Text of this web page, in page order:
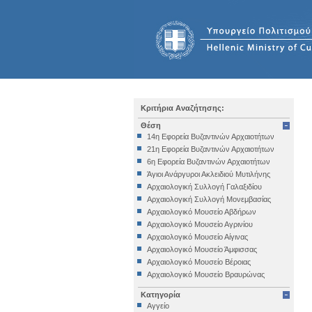
Κριτήρια Αναζήτησης:
Θέση
14η Εφορεία Βυζαντινών Αρχαιοτήτων
21η Εφορεία Βυζαντινών Αρχαιοτήτων
6η Εφορεία Βυζαντινών Αρχαιοτήτων
Άγιοι Ανάργυροι Ακλειδιού Μυτιλήνης
Αρχαιολογική Συλλογή Γαλαξιδίου
Αρχαιολογική Συλλογή Μονεμβασίας
Αρχαιολογικό Μουσείο Αβδήρων
Αρχαιολογικό Μουσείο Αγρινίου
Αρχαιολογικό Μουσείο Αίγινας
Αρχαιολογικό Μουσείο Άμφισσας
Αρχαιολογικό Μουσείο Βέροιας
Αρχαιολογικό Μουσείο Βραυρώνας
Αρχαιολογικό Μουσείο Δελφών
Αρχαιολογικό Μουσείο Ηγουμενίτσας
Κατηγορία
Αγγείο